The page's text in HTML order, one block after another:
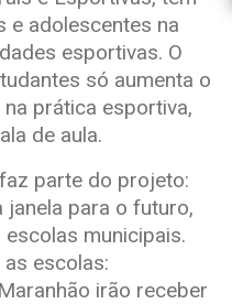
e adolescentes na
esportivas. O
só aumenta o
prática esportiva,
de aula.
parte do projeto:
janela para o futuro,
municipais.
escolas:
irão receber